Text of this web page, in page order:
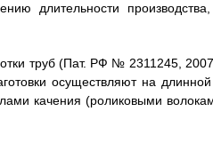
длительности
труб (Пат. РФ № 2311245,
осуществляют на
качения (роликовыми